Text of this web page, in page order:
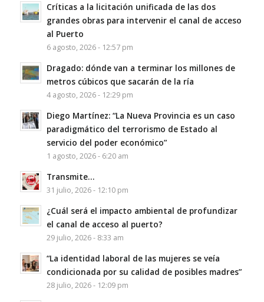
Críticas a la licitación unificada de las dos
grandes obras para intervenir el canal de acceso
al Puerto
6 agosto, 2026 - 12:57 pm
Dragado: dónde van a terminar los millones de
metros cúbicos que sacarán de la ría
4 agosto, 2026 - 12:29 pm
Diego Martínez: “La Nueva Provincia es un caso
paradigmático del terrorismo de Estado al
servicio del poder económico”
1 agosto, 2026 - 6:20 am
Transmite…
31 julio, 2026 - 12:10 pm
¿Cuál será el impacto ambiental de profundizar
el canal de acceso al puerto?
29 julio, 2026 - 8:33 am
“La identidad laboral de las mujeres se veía
condicionada por su calidad de posibles madres”
28 julio, 2026 - 12:09 pm